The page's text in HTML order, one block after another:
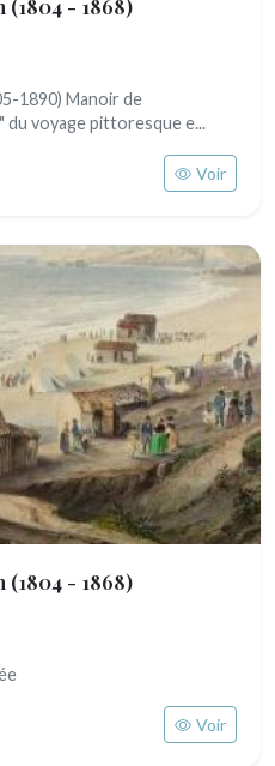
1890) Manoir de
du voyage pittoresque e...
Voir
(1804 - 1868)
Voir